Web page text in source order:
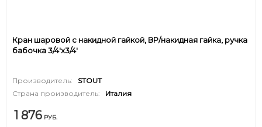
Кран шаровой с накидной гайкой, ВР/накидная гайка, ручка
бабочка 3/4'x3/4'
Производитель:
STOUT
Страна производитель:
Италия
1 876 РУБ.